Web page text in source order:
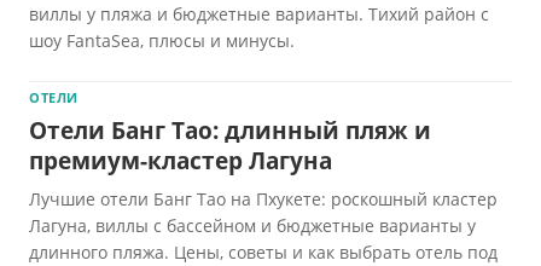
виллы у пляжа и бюджетные варианты. Тихий район с
шоу FantaSea, плюсы и минусы.
ОТЕЛИ
Отели Банг Тао: длинный пляж и
премиум-кластер Лагуна
Лучшие отели Банг Тао на Пхукете: роскошный кластер
Лагуна, виллы с бассейном и бюджетные варианты у
длинного пляжа. Цены, советы и как выбрать отель под